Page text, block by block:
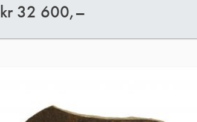
kr32 600,–